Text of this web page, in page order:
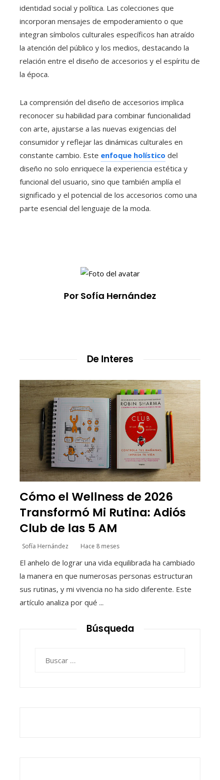
identidad social y política. Las colecciones que
incorporan mensajes de empoderamiento o que
integran símbolos culturales específicos han atraído
la atención del público y los medios, destacando la
relación entre el diseño de accesorios y el espíritu de
la época.
La comprensión del diseño de accesorios implica
reconocer su habilidad para combinar funcionalidad
con arte, ajustarse a las nuevas exigencias del
consumidor y reflejar las dinámicas culturales en
constante cambio. Este enfoque holístico del
diseño no solo enriquece la experiencia estética y
funcional del usuario, sino que también amplía el
significado y el potencial de los accesorios como una
parte esencial del lenguaje de la moda.
Por Sofía Hernández
De Interes
Cómo el Wellness de 2026
Transformó Mi Rutina: Adiós
Club de las 5 AM
Sofía Hernández Hace 8 meses
El anhelo de lograr una vida equilibrada ha cambiado
la manera en que numerosas personas estructuran
sus rutinas, y mi vivencia no ha sido diferente. Este
artículo analiza por qué ...
Búsqueda